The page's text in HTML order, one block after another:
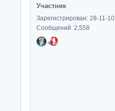
Участник
Зарегистрирован: 28-11-10
Сообщений: 2,558